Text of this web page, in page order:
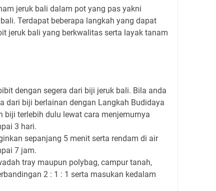
jeruk bali dalam pot yang pas yakni
Terdapat beberapa langkah yang dapat
jeruk bali yang berkwalitas serta layak tanam
dengan segera dari biji jeruk bali. Bila anda
dari biji berlainan dengan Langkah Budidaya
biji terlebih dulu lewat cara menjemurnya
3 hari.
sepanjang 5 menit serta rendam di air
7 jam.
tray maupun polybag, campur tanah,
2 : 1 : 1 serta masukan kedalam